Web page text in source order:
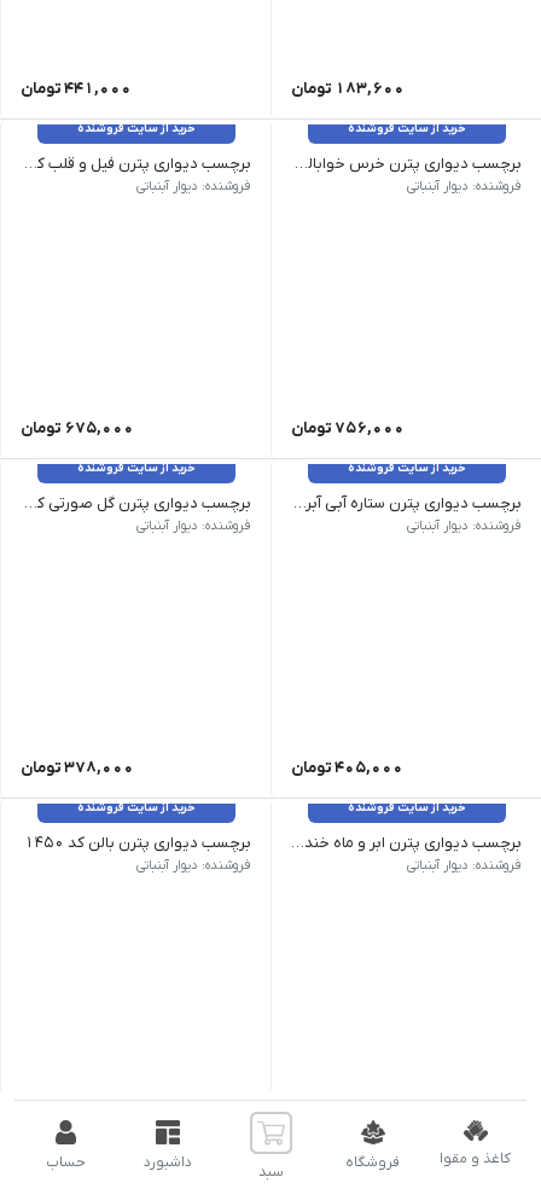
کاغذ و مقوا فروشگاه سبد داشبورد حساب
183,600 تومان 441,000تومان
خرید از سایت فروشنده
برچسب دیواری پترن خرس خوابالو کد 1489 وزن 120 گرم سایز: ابعاد تقریبی هر خرس 10 در 13 سانت میباشد رنگ: بدون تغییر رنگ
فروشنده: دیوار آبنباتی
756,000 تومان
خرید از سایت فروشنده
برچسب دیواری پترن فیل و قلب کد 1457 وزن 120 گرم سایز: فیل 7*8 قلب 5*4 رنگ: رنگبندی قابل تغییر هست
فروشنده: دیوار آبنباتی
675,000 تومان
خرید از سایت فروشنده
برچسب دیواری پترن ستاره آبی آبرنگی کد 1456 وزن 120 گرم سایز: هر بسته شامل سه سایز مختلف می باشد رنگ: بدون تغییر رنگ
فروشنده: دیوار آبنباتی
405,000تومان
خرید از سایت فروشنده
برچسب دیواری پترن گل صورتی کد 1452 وزن 120 گرم سایز: ابعاد هر گل 9.5*9.5 سانت رنگ: بدون تغییر رنگ
فروشنده: دیوار آبنباتی
378,000تومان
خرید از سایت فروشنده
برچسب دیواری پترن ابر و ماه خندان کد 1449 وزن 120 گرم سایز: 75 در 75 سانت رنگ: بدون تغییر رنگ
فروشنده: دیوار آبنباتی
324,000تومان
خرید از سایت فروشنده
برچسب دیواری پترن بالن کد 1450
وزن 120 گرم سایز: 75 در 75 سانت رنگ: رنگبندی قابل تغییر هست
فروشنده: دیوار آبنباتی
1,044,000تومان
خرید از سایت فروشنده خرید از سایت فروشنده